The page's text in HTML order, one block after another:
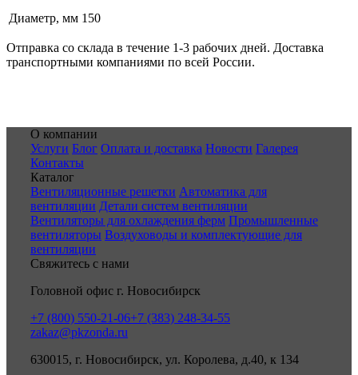
Диаметр, мм 150
Отправка со склада в течение 1-3 рабочих дней. Доставка
транспортными компаниями по всей России.
О компании
Услуги Блог Оплата и доставка Новости Галерея
Контакты
Каталог
Вентиляционные решетки Автоматика для
вентиляции Детали систем вентиляции
Вентиляторы для охлаждения ферм Промышленные
вентиляторы Воздуховоды и комплектующие для
вентиляции
Свяжитесь с нами
Головной офис г. Новосибирск
+7 (800) 550-21-06+7 (383) 248-34-55
zakaz@pkzonda.ru
630015, г. Новосибирск, ул. Королева, д.40, к 134